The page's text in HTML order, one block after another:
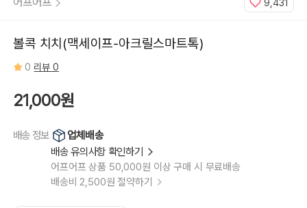
볼콕 치치(맥세이프-아크릴스마트톡)
0 리뷰 0
21,000원
배송 정보
업체배송
배송 유의사항 확인하기
어프어프 상품 50,000원 이상 구매 시 무료배송
배송비 2,500원 절약하기